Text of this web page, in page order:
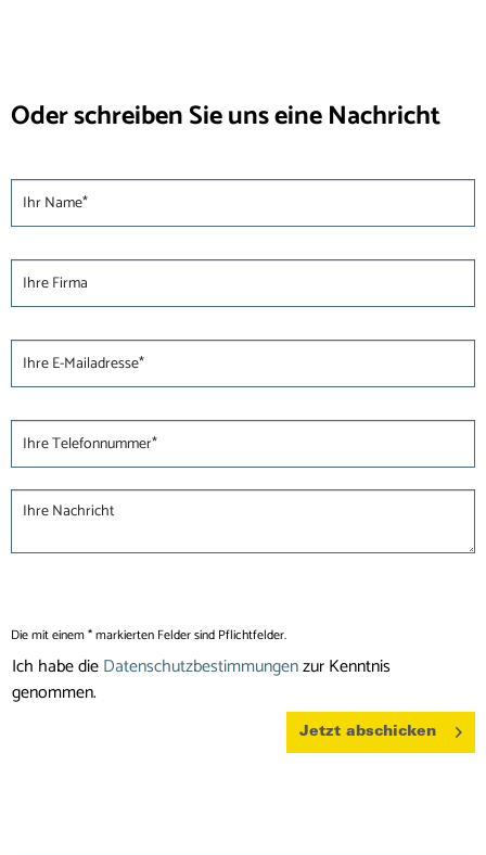
Die mit einem * markierten Felder sind Pflichtfelder.
Ich habe dieDatenschutzbestimmungenzur Kenntnis
genommen.
Jetzt abschicken
Oder schreiben Sie uns eine Nachricht